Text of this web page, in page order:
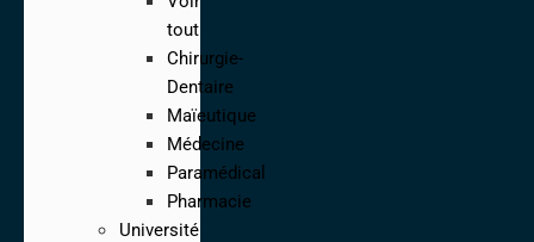
tout
Chirurgie-
Dentaire
Maïeutique
Médecine
Paramédical
Pharmacie
Université